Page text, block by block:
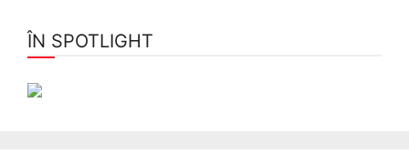
ÎN SPOTLIGHT